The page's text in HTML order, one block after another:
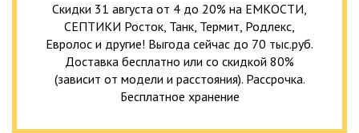
Скидки 31 августа от 4 до 20% на ЕМКОСТИ,
СЕПТИКИ Росток, Танк, Термит, Родлекс,
Евролос и другие! Выгода сейчас до 70 тыс.руб.
Доставка бесплатно или со скидкой 80%
(зависит от модели и расстояния). Рассрочка.
Бесплатное хранение